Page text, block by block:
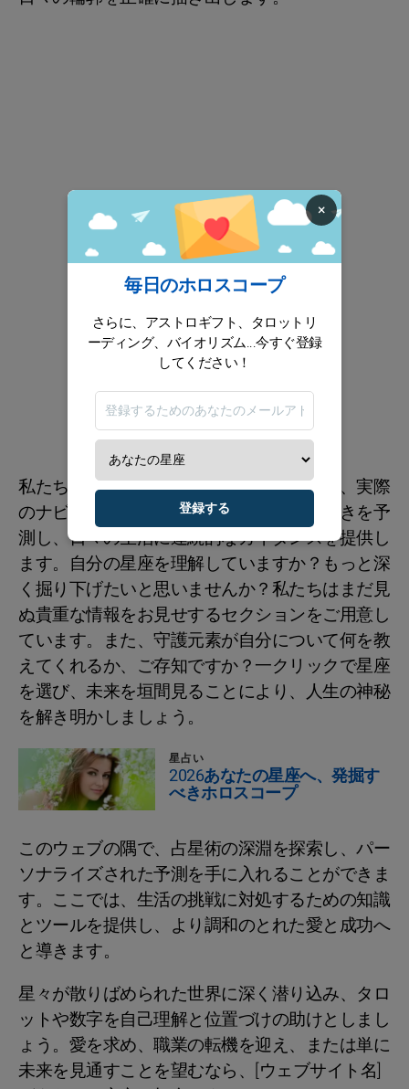
私たちの星座予報は日常を彩るだけでなく、実際
のナビゲーションツールとして、天体の動きを予
測し、日々の生活に連続的なガイダンスを提供し
ます。自分の星座を理解していますか？もっと深
く掘り下げたいと思いませんか？私たちはまだ見
ぬ貴重な情報をお見せするセクションをご用意し
ています。また、守護元素が自分について何を教
えてくれるか、ご存知ですか？一クリックで星座
を選び、未来を垣間見ることにより、人生の神秘
を解き明かしましょう。
星占い
2026あなたの星座へ、発掘す
べきホロスコープ
このウェブの隅で、占星術の深淵を探索し、パー
ソナライズされた予測を手に入れることができま
す。ここでは、生活の挑戦に対処するための知識
とツールを提供し、より調和のとれた愛と成功へ
と導きます。
星々が散りばめられた世界に深く潜り込み、タロ
ットや数字を自己理解と位置づけの助けとしまし
ょう。愛を求め、職業の転機を迎え、または単に
未来を見通すことを望むなら、[ウェブサイト名]
×
毎日のホロスコープ
さらに、アストロギフト、タロットリ
ーディング、バイオリズム...今すぐ登録
してください！
登録する